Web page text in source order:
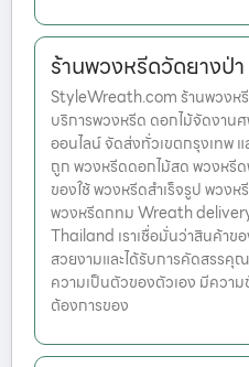
ร้านพวงหรีดวัดยางป่
StyleWreath.com ร้านพวงห
บริการพวงหรีด ดอกไม้จัดงาน
ออนไลน์ จัดส่งทั่วเขตกรุงเทพ
ถูก พวงหรีดดอกไม้สด พวงหรี
ของใช้ พวงหรีดสำเร็จรูป พวง
พวงหรีดกทม Wreath
Thailand เราเชื่อมั่นว่าสินค้าข
สวยงามและได้รับการคัดสรร
ความเป็นตัวของตัวเอง มีควา
ต้องการของ